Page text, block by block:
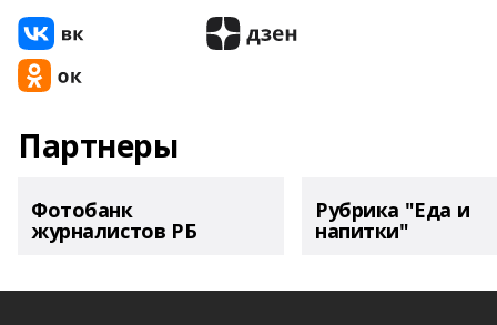
Партнеры
Фотобанк
журналистов РБ
Рубрика "Еда и
напитки"